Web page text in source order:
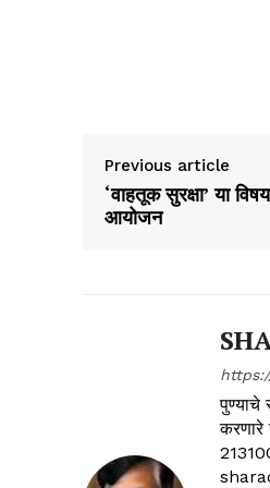
Previous article
‘वाहतूक सुरक्षा’ या
आयोजन
पुण्याचे